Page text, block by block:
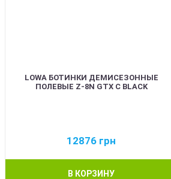
LOWA БОТИНКИ ДЕМИСЕЗОННЫЕ
ПОЛЕВЫЕ Z-8N GTX C BLACK
12876 грн
В КОРЗИНУ